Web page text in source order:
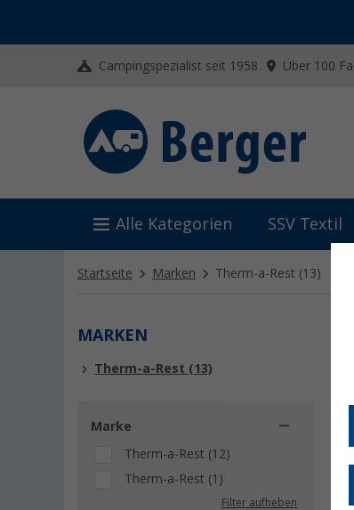
Campingspezialist seit 1958 Über 100
Alle Kategorien SSV Textil
Startseite Marken Therm-a-Rest (13)
MARKEN
Therm-a-Rest (13)
Marke
Therm-a-Rest (12)
Therm-a-Rest (1)
Filter aufheben